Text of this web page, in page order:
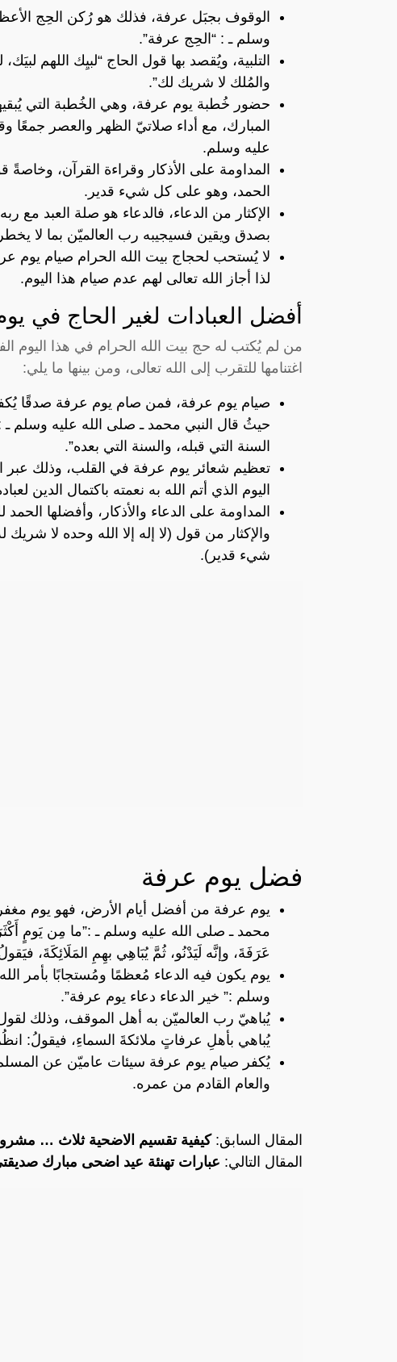
الوقوف بجبَل عرفة، فذلك هو رُكن الحِج
وسلم ـ : “الحِج عرفة”.
التلبية، ويُقصد بها قول الحاج “لبيِك اللهم
والمُلك لا شريك لك”.
حضور خُطبة يوم عرفة، وهي الخُطبة التي
المبارك، مع أداء صلاتيّ الظهر والعصر جمعًا
عليه وسلم.
المداومة على الأذكار وقراءة القرآن، وخاصةً
الحمد، وهو على كل شيء قدير.
الإكثار من الدعاء، فالدعاء هو صلة العبد مع
بصدق ويقين فسيجيبه رب العالميّن بما لا
لا يُستحب لحجاج بيت الله الحرام صيام يوم
لذا أجاز الله تعالى لهم عدم صيام هذا اليوم.
أفضل العبادات لغير الحاج في
من لم يُكتب له حج بيت الله الحرام في هذا اليوم
اغتنامها للتقرب إلى الله تعالى، ومن بينها ما يلي:
صيام يوم عرفة، فمن صام يوم عرفة صدقًا
حيثُ قال النبي محمد ـ صلى الله عليه وسلم
السنة التي قبله، والسنة التي بعده”.
تعظيم شعائر يوم عرفة في القلب، وذلك عبر
اليوم الذي أتم الله به نعمته باكتمال الدين
المداومة على الدعاء والأذكار، وأفضلها
والإكثار من قول (لا إله إلا الله وحده لا
شيء قدير).
فضل يوم عرفة
يوم عرفة من أفضل أيام الأرض، فهو يوم
محمد ـ صلى الله عليه وسلم ـ :”ما مِن يَومٍ
عَرَفَةَ، وإنَّه لَيَدْنُو، ثُمَّ يُبَاهِي بهِمِ المَلَائِكَةَ،
يوم يكون فيه الدعاء مُعظمًا ومُستجابًا بأمر
وسلم :” خير الدعاء دعاء يوم عرفة”.
يُباهيّ رب العالميّن به أهل الموقف، وذلك
يُباهي بأهلِ عرفاتٍ ملائكةَ السماءِ، فيقولُ:
يُكفر صيام يوم عرفة سيئات عاميّن عن
والعام القادم من عمره.
المقال السابق:كيفية تقسيم الاضحية ثلاث …
المقال التالي: عبارات تهنئة عيد اضحى مبارك